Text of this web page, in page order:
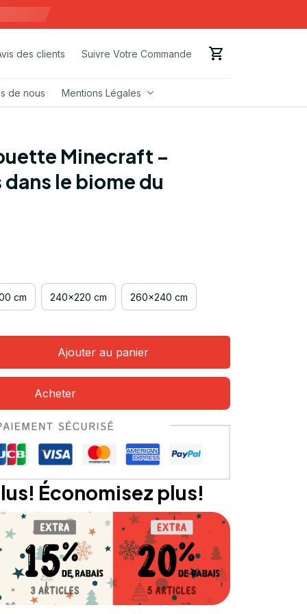
des clients Suivre Votre Commande
de nous Mentions Légales
Minecraft –
le biome du
cm 240x220 cm 260x240 cm
Ajouter au panier
Acheter
Économisez plus!